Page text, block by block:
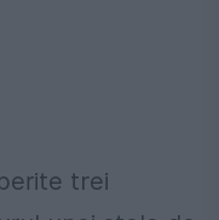
trei